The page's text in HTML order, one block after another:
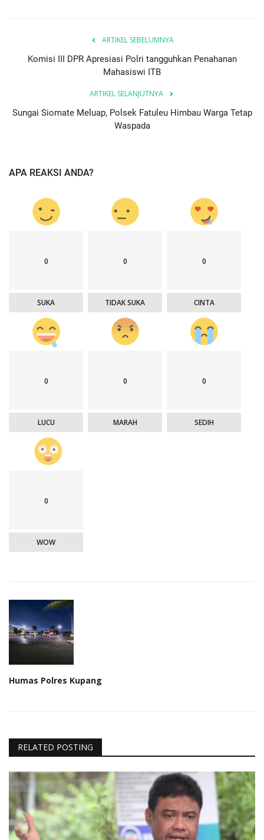
ARTIKEL SEBELUMNYA
Komisi III DPR Apresiasi Polri tangguhkan Penahanan
Mahasiswi ITB
ARTIKEL SELANJUTNYA
Sungai Siomate Meluap, Polsek Fatuleu Himbau Warga Tetap
Waspada
APA REAKSI ANDA?
0
SUKA
0
TIDAK SUKA
0
CINTA
0
LUCU
0
MARAH
0
SEDIH
0
WOW
Humas Polres Kupang
RELATED POSTING